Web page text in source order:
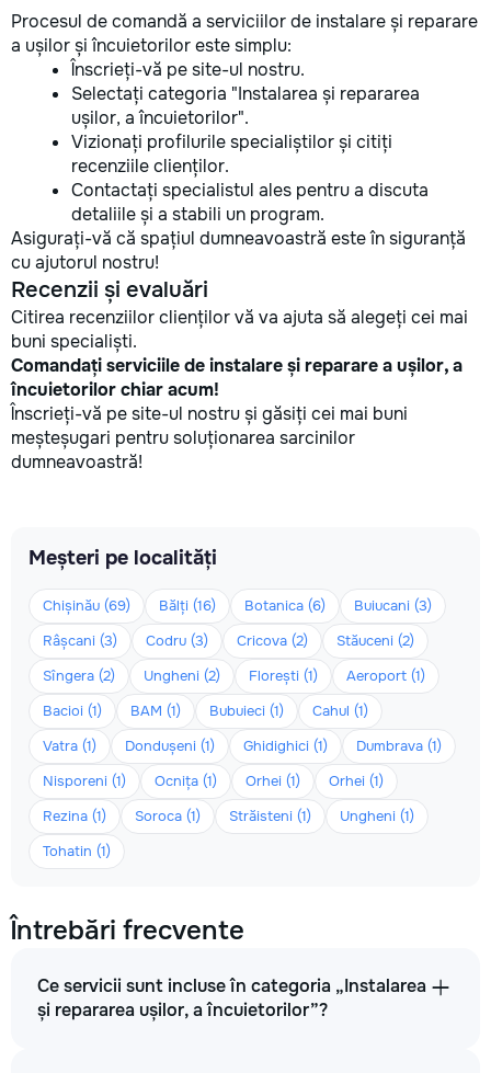
Procesul de comandă a serviciilor de instalare și reparare
a ușilor și încuietorilor este simplu:
Înscrieți-vă pe site-ul nostru.
Selectați categoria "Instalarea și repararea
ușilor, a încuietorilor".
Vizionați profilurile specialiștilor și citiți
recenziile clienților.
Contactați specialistul ales pentru a discuta
detaliile și a stabili un program.
Asigurați-vă că spațiul dumneavoastră este în siguranță
cu ajutorul nostru!
Recenzii și evaluări
Citirea recenziilor clienților vă va ajuta să alegeți cei mai
buni specialiști.
Comandați serviciile de instalare și reparare a ușilor, a
încuietorilor chiar acum!
Înscrieți-vă pe site-ul nostru și găsiți cei mai buni
meșteșugari pentru soluționarea sarcinilor
dumneavoastră!
Meșteri pe localități
Chișinău (69) Bălți (16) Botanica (6)
Buiucani (3)
Râșcani (3)
Codru (3) Cricova (2)
Stăuceni (2)
Sîngera (2)
Ungheni (2) Florești (1)
Aeroport (1)
Bacioi (1)
BAM (1) Bubuieci (1)
Cahul (1)
Vatra (1)
Dondușeni (1) Ghidighici (1)
Dumbrava (1)
Nisporeni (1)
Ocnița (1) Orhei (1)
Orhei (1)
Rezina (1)
Soroca (1) Străisteni (1)
Ungheni (1)
Tohatin (1)
Întrebări frecvente
Ce servicii sunt incluse în categoria „Instalarea
și repararea ușilor, a încuietorilor”?